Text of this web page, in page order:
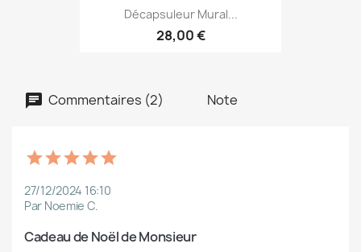
Décapsuleur Mural...
28,00 €
Commentaires (2) Note
27/12/2024 16:10
Par Noemie C.
Cadeau de Noël de Monsieur